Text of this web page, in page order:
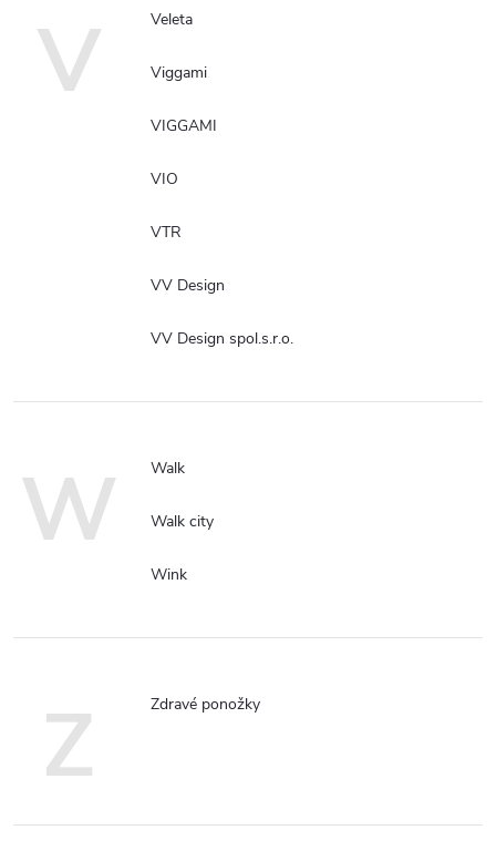
V Veleta
Viggami
VIGGAMI
VIO
VTR
VV Design
VV Design spol.s.r.o.
W Walk
Walk city
Wink
Z Zdravé ponožky